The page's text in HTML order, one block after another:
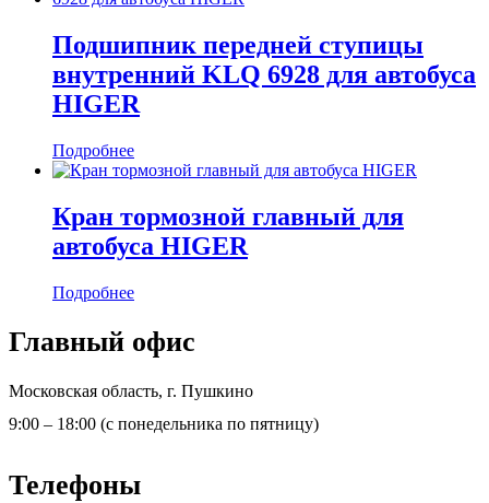
Подшипник передней ступицы
внутренний KLQ 6928 для автобуса
HIGER
Подробнее
Кран тормозной главный для
автобуса HIGER
Подробнее
Главный офис
Московская область, г. Пушкино
9:00 – 18:00 (с понедельника по пятницу)
Телефоны